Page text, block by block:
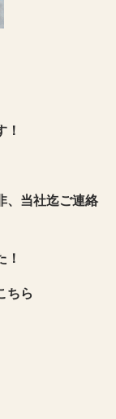
！
、当社迄ご連絡
！
ちら